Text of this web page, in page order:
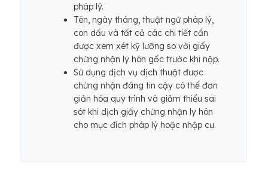
pháp lý.
Tên, ngày tháng, thuật ngữ pháp lý,
con dấu và tất cả các chi tiết cần
được xem xét kỹ lưỡng so với giấy
chứng nhận ly hôn gốc trước khi nộp.
Sử dụng dịch vụ dịch thuật được
chứng nhận đáng tin cậy có thể đơn
giản hóa quy trình và giảm thiểu sai
sót khi dịch giấy chứng nhận ly hôn
cho mục đích pháp lý hoặc nhập cư.